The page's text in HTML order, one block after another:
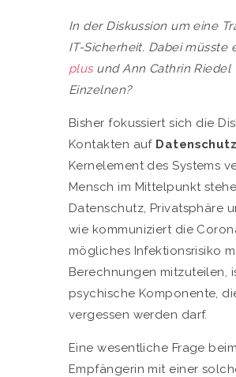
In der Diskussion um eine
IT-Sicherheit. Dabei
plusund Ann Cathrin Riedel
Einzelnen?
Bisher fokussiert sich die
Kontakten auf
Kernelement des Systems
Mensch im Mittelpunkt
Datenschutz, Privatsphäre
wie kommuniziert die
mögliches Infektionsrisiko
Berechnungen mitzuteilen,
psychische Komponente,
vergessen werden darf.
Eine wesentliche Frage
Empfängerin mit einer